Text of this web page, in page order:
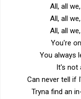
All, all
All, all
All, all
You're
You always
It's not
Can never tell if
Tryna find an